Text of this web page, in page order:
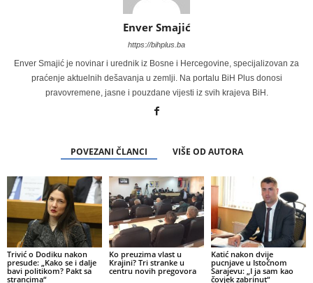
Enver Smajić
https://bihplus.ba
Enver Smajić je novinar i urednik iz Bosne i Hercegovine, specijalizovan za
praćenje aktuelnih dešavanja u zemlji. Na portalu BiH Plus donosi
pravovremene, jasne i pouzdane vijesti iz svih krajeva BiH.
POVEZANI ČLANCI VIŠE OD AUTORA
Trivić o Dodiku nakon
presude: „Kako se i dalje
bavi politikom? Pakt sa
strancima“
Ko preuzima vlast u
Krajini? Tri stranke u
centru novih pregovora
Katić nakon dvije
pucnjave u Istočnom
Sarajevu: „I ja sam kao
čovjek zabrinut“